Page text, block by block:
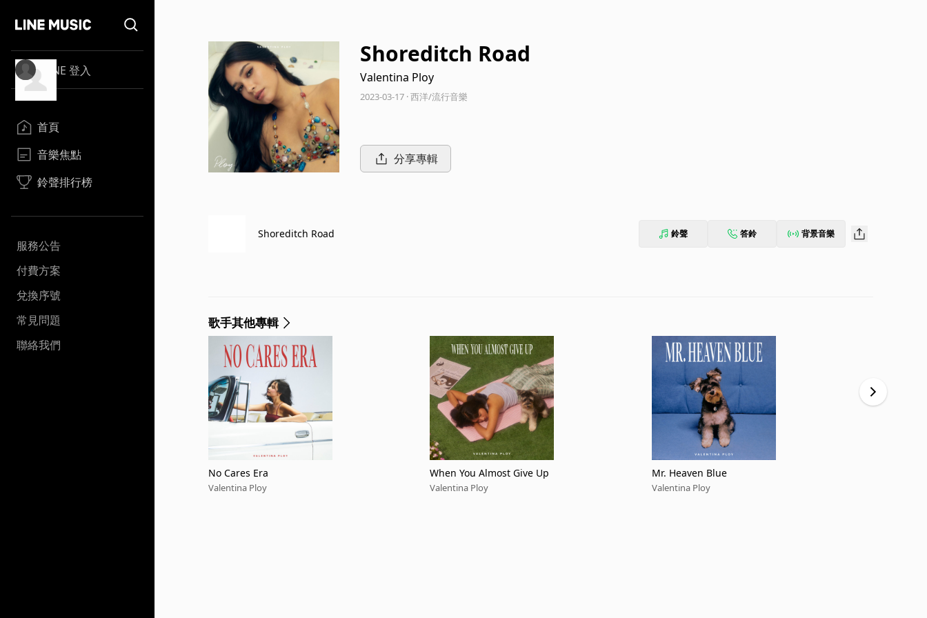
LINE 登入
首頁
音樂焦點
鈴聲排行榜
服務公告
付費方案
兌換序號
常見問題
聯絡我們
Shoreditch Road
Valentina Ploy
2023-03-17 · 西洋/流行音樂
分享專輯
Shoreditch Road 鈴聲 答鈴 背景音樂
歌手其他專輯
No Cares Era
Valentina Ploy
When You Almost Give Up
Valentina Ploy
Mr. Heaven Blue
Valentina Ploy